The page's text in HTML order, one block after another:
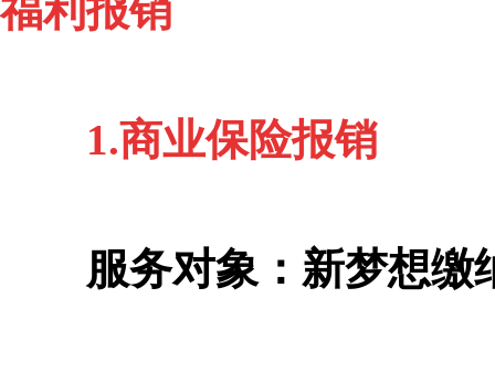
福利报销
1.商业保险报销
服务对象：新梦想缴